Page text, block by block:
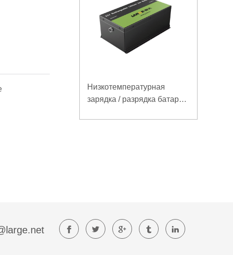
Низкотемпературная
зарядка / разрядка батареи